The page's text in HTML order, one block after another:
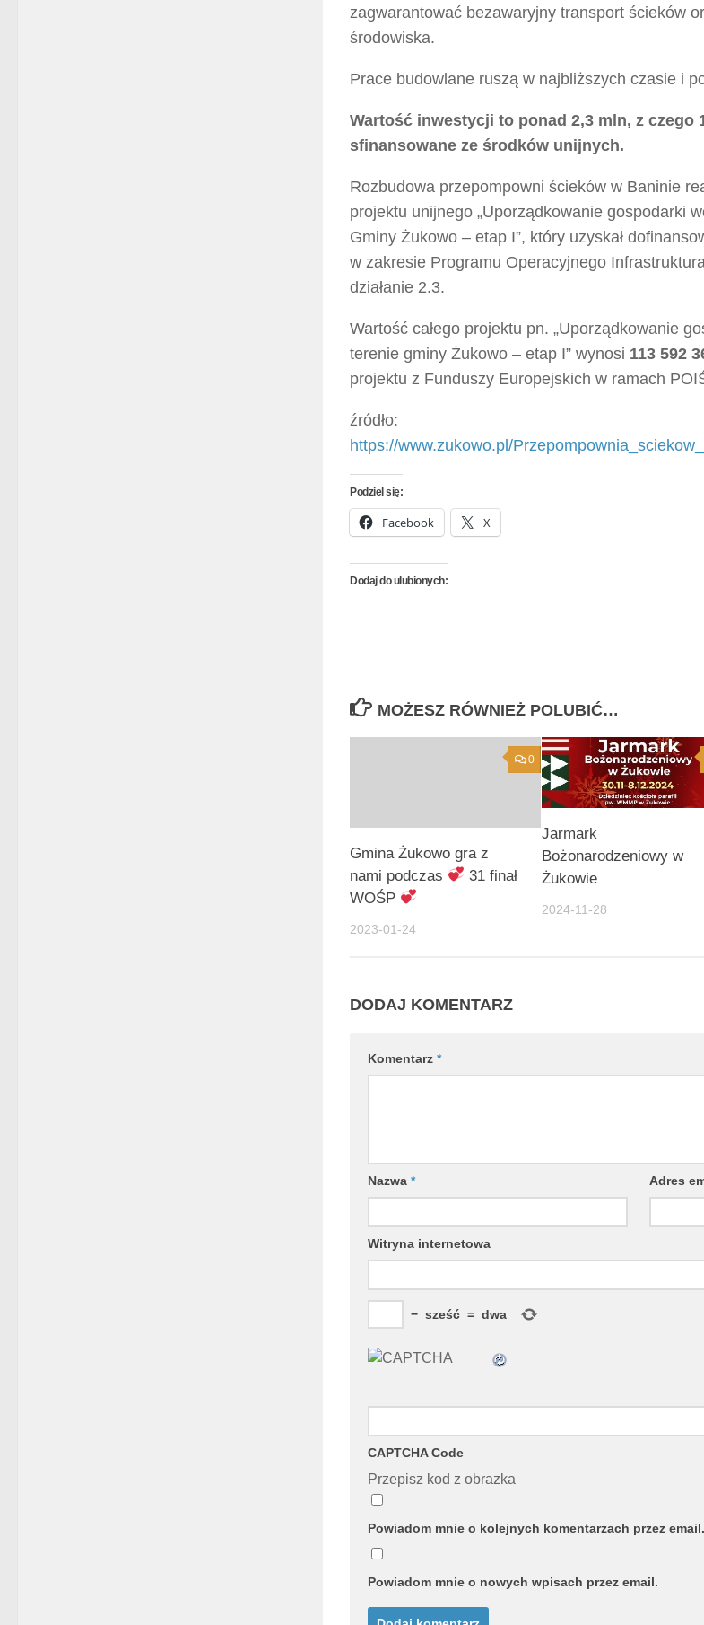
zagwarantować bezawaryjny transport ścieków
środowiska.
Prace budowlane ruszą w najbliższych czasie i
Wartość inwestycji to ponad 2,3 mln, z czego
sfinansowane ze środków unijnych.
Rozbudowa przepompowni ścieków w Baninie
projektu unijnego „Uporządkowanie gospodarki
Gminy Żukowo – etap I”, który uzyskał
w zakresie Programu Operacyjnego
działanie 2.3.
Wartość całego projektu pn. „Uporządkowanie
terenie gminy Żukowo – etap I” wynosi 113 592
projektu z Funduszy Europejskich w ramach
źródło:
https://www.zukowo.pl/
Podziel się:
Facebook X
Dodaj do ulubionych:
MOŻESZ RÓWNIEŻ POLUBIĆ…
0
Gmina Żukowo gra z
nami podczas
31 finał
WOŚP
2023-01-24
Jarmark
Bożonarodzeniowy w
Żukowie
2024-11-28
DODAJ KOMENTARZ
Komentarz *
Nazwa * Adres
Witryna internetowa
− sześć = dwa
CAPTCHA Code
Przepisz kod z obrazka
Powiadom mnie o kolejnych komentarzach przez email.
Powiadom mnie o nowych wpisach przez email.